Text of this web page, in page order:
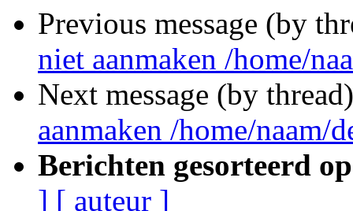
Previous message (by
niet aanmaken /home/
Next message (by
aanmaken /home/naam/
Berichten gesorteerd
] [ auteur ]